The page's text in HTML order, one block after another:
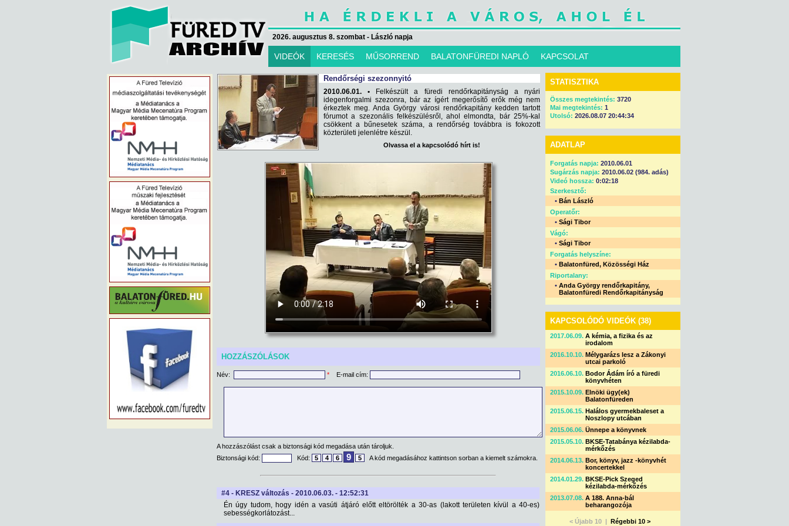
2026. augusztus 8. szombat - László napja
VIDEÓK KERESÉS MŰSORREND BALATONFÜREDI NAPLÓ KAPCSOLAT
Rendőrségi szezonnyitó
2010.06.01. • Felkészült a füredi rendőrkapitányság a nyári
idegenforgalmi szezonra, bár az ígért megerősítő erők még nem
érkeztek meg. Anda György városi rendőrkapitány kedden tartott
fórumot a szezonális felkészülésről, ahol elmondta, bár 25%-kal
csökkent a bűnesetek száma, a rendőrség továbbra is fokozott
közterületi jelenlétre készül.
Olvassa el a kapcsolódó hírt is!
HOZZÁSZÓLÁSOK
Név: * E-mail cím:
A hozzászólást csak a biztonsági kód megadása után tároljuk.
Biztonsági kód:
Kód: 5 4 6 9 5 A kód megadásához kattintson sorban a kiemelt számokra.
#4 - KRESZ változás - 2010.06.03. - 12:52:31
Én úgy tudom, hogy idén a vasúti átjáró előtt eltörölték a 30-as (lakott területen kívül a 40-es)
sebességkorlátozást...
STATISZTIKA
Összes megtekintés: 3720
Mai megtekintés: 1
Utolsó: 2026.08.07 20:44:34
ADATLAP
Forgatás napja: 2010.06.01
Sugárzás napja: 2010.06.02 (984. adás)
Videó hossza: 0:02:18
Szerkesztő:
• Bán László
Operatőr:
• Sági Tibor
Vágó:
• Sági Tibor
Forgatás helyszíne:
• Balatonfüred, Közösségi Ház
Riportalany:
• Anda György rendőrkapitány,
Balatonfüredi Rendőrkapitányság
KAPCSOLÓDÓ VIDEÓK (38)
2017.06.09. A kémia, a fizika és az
irodalom
2016.10.10. Mélygarázs lesz a Zákonyi
utcai parkoló
2016.06.10. Bodor Ádám író a füredi
könyvhéten
2015.10.09. Elnöki ügy(ek)
Balatonfüreden
2015.06.15. Halálos gyermekbaleset a
Noszlopy utcában
2015.06.06. Ünnepe a könyvnek
2015.05.10. BKSE-Tatabánya kézilabda-
mérkőzés
2014.06.13. Bor, könyv, jazz -könyvhét
koncertekkel
2014.01.29. BKSE-Pick Szeged
kézilabda-mérkőzés
2013.07.08. A 188. Anna-bál
beharangozója
< Újabb 10 | Régebbi 10 >